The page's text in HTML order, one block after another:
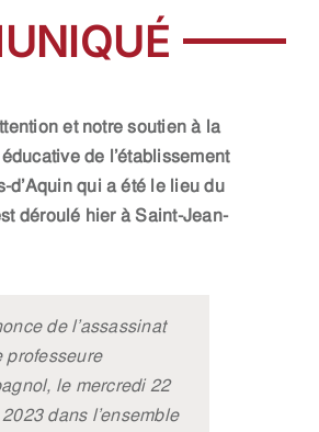
et notre soutien à la
de l’établissement
d’Aquin qui a été le lieu du
déroulé hier à Saint-Jean-
de l’assassinat
professeure
le mercredi 22
dans l’ensemble